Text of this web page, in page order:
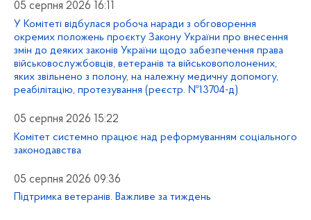
05 серпня 2026 16:11
У Комітеті відбулася робоча наради з обговорення
окремих положень проєкту Закону України про внесення
змін до деяких законів України щодо забезпечення права
військовослужбовців, ветеранів та військовополонених,
яких звільнено з полону, на належну медичну допомогу,
реабілітацію, протезування (реєстр. №13704-д)
05 серпня 2026 15:22
Комітет системно працює над реформуванням соціального
законодавства
05 серпня 2026 09:36
Підтримка ветеранів. Важливе за тиждень